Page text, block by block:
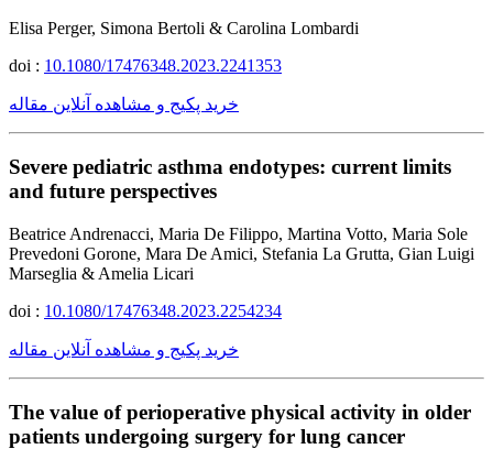
Elisa Perger, Simona Bertoli & Carolina Lombardi
doi : 10.1080/17476348.2023.2241353
خرید پکیج و مشاهده آنلاین مقاله
Severe pediatric asthma endotypes: current limits
and future perspectives
Beatrice Andrenacci, Maria De Filippo, Martina Votto, Maria Sole
Prevedoni Gorone, Mara De Amici, Stefania La Grutta, Gian Luigi
Marseglia & Amelia Licari
doi : 10.1080/17476348.2023.2254234
خرید پکیج و مشاهده آنلاین مقاله
The value of perioperative physical activity in older
patients undergoing surgery for lung cancer